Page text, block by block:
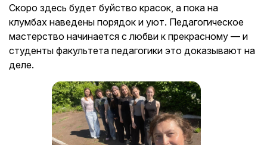
Скоро здесь будет буйство красок, а пока на
клумбах наведены порядок и уют. Педагогическое
мастерство начинается с любви к прекрасному — и
студенты факультета педагогики это доказывают на
деле.